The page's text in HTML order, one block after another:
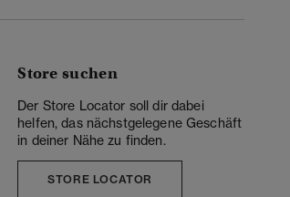
Store suchen
Der Store Locator soll dir dabei
helfen, das nächstgelegene Geschäft
in deiner Nähe zu finden.
STORE LOCATOR